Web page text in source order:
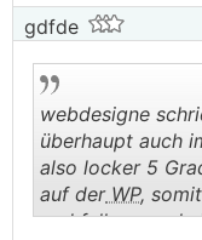
starts.
- andererseits
zu wenig
wirdzuwenig
estrich wird nicht
dies wird
heizkurve zu hoch
gdfde
webdesigne
überhaupt auch
also locker 5
auf derWP,
und falls es zu